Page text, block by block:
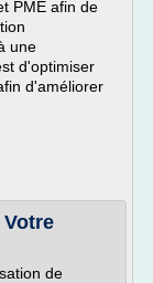
PME afin de
une
d'optimiser
d'améliorer
de